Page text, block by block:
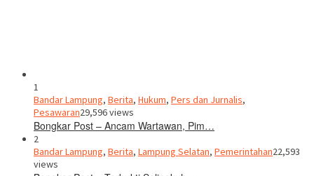
1
Bandar Lampung, Berita, Hukum, Pers dan Jurnalis,
Pesawaran29,596 views
Bongkar Post – Ancam Wartawan, Pim…
2
Bandar Lampung, Berita, Lampung Selatan, Pemerintahan22,593
views